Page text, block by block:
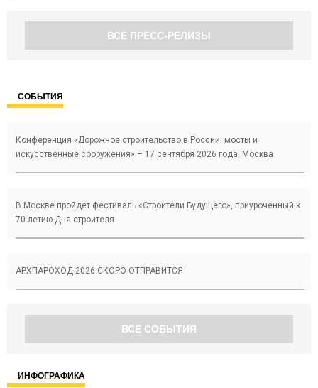
ВСЕ ПРЕСС-РЕЛИЗЫ
СОБЫТИЯ
Конференция «Дорожное строительство в России: мосты и
искусственные сооружения» – 17 сентября 2026 года, Москва
В Москве пройдет фестиваль «Строители Будущего», приуроченный к
70-летию Дня строителя
АРХПАРОХОД 2026 СКОРО ОТПРАВИТСЯ
ВСЕ СОБЫТИЯ
ИНФОГРАФИКА